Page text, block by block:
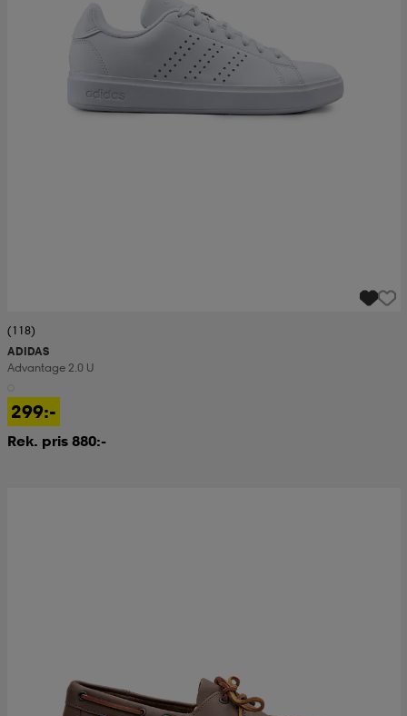
(118)
ADIDAS
Advantage 2.0 U
299:-
Rek. pris 880:-